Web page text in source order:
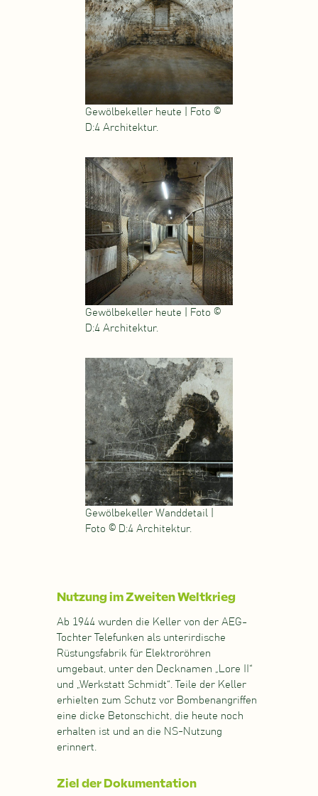
Gewölbekeller heute | Foto ©
D:4 Architektur.
Gewölbekeller heute | Foto ©
D:4 Architektur.
Gewölbekeller Wanddetail |
Foto © D:4 Architektur.
Nutzung im Zweiten Weltkrieg
Ab 1944 wurden die Keller von der AEG-
Tochter Telefunken als unterirdische
Rüstungsfabrik für Elektroröhren
umgebaut, unter den Decknamen „Lore II“
und „Werkstatt Schmidt“. Teile der Keller
erhielten zum Schutz vor Bombenangriffen
eine dicke Betonschicht, die heute noch
erhalten ist und an die NS-Nutzung
erinnert.
Ziel der Dokumentation